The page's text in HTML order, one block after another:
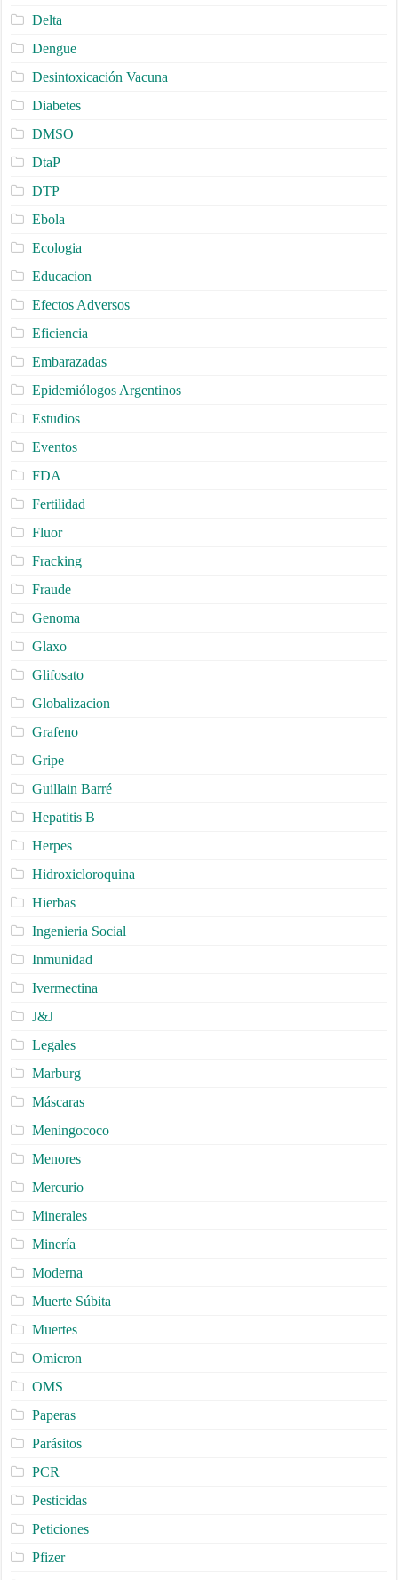
Delta
Dengue
Desintoxicación Vacuna
Diabetes
DMSO
DtaP
DTP
Ebola
Ecologia
Educacion
Efectos Adversos
Eficiencia
Embarazadas
Epidemiólogos Argentinos
Estudios
Eventos
FDA
Fertilidad
Fluor
Fracking
Fraude
Genoma
Glaxo
Glifosato
Globalizacion
Grafeno
Gripe
Guillain Barré
Hepatitis B
Herpes
Hidroxicloroquina
Hierbas
Ingenieria Social
Inmunidad
Ivermectina
J&J
Legales
Marburg
Máscaras
Meningococo
Menores
Mercurio
Minerales
Minería
Moderna
Muerte Súbita
Muertes
Omicron
OMS
Paperas
Parásitos
PCR
Pesticidas
Peticiones
Pfizer